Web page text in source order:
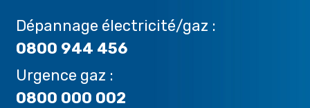
Dépannage électricité/gaz :
0800 944 456
Urgence gaz :
0800 000 002